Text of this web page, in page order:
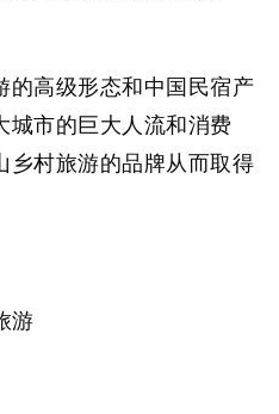
的高级形态和中国民宿产
城市的巨大人流和消费
乡村旅游的品牌从而取得
游